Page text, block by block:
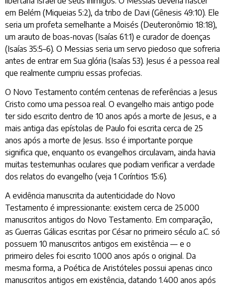
em Belém (Miqueias 5:2), da tribo de Davi (Gênesis 49:10). Ele
seria um profeta semelhante a Moisés (Deuteronômio 18:18),
um arauto de boas-novas (Isaías 61:1) e curador de doenças
(Isaías 35:5–6). O Messias seria um servo piedoso que sofreria
antes de entrar em Sua glória (Isaías 53). Jesus é a pessoa real
que realmente cumpriu essas profecias.
O Novo Testamento contém centenas de referências a Jesus
Cristo como uma pessoa real. O evangelho mais antigo pode
ter sido escrito dentro de 10 anos após a morte de Jesus, e a
mais antiga das epístolas de Paulo foi escrita cerca de 25
anos após a morte de Jesus. Isso é importante porque
significa que, enquanto os evangelhos circulavam, ainda havia
muitas testemunhas oculares que podiam verificar a verdade
dos relatos do evangelho (veja 1 Coríntios 15:6).
A evidência manuscrita da autenticidade do Novo
Testamento é impressionante: existem cerca de 25.000
manuscritos antigos do Novo Testamento. Em comparação,
as Guerras Gálicas escritas por César no primeiro século a.C. só
possuem 10 manuscritos antigos em existência — e o
primeiro deles foi escrito 1.000 anos após o original. Da
mesma forma, a Poética de Aristóteles possui apenas cinco
manuscritos antigos em existência, datando 1.400 anos após